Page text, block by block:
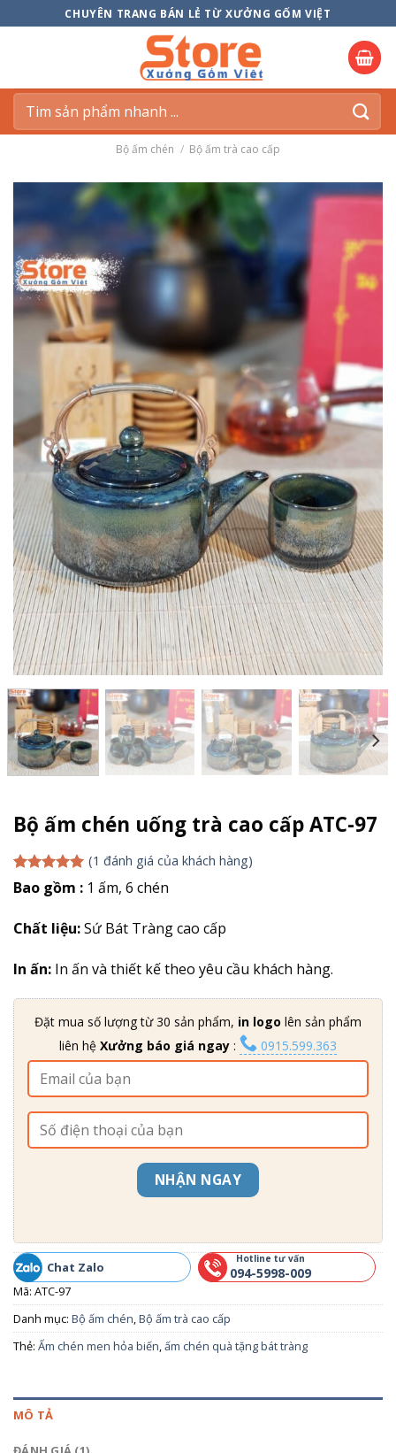
to
CHUYÊN TRANG BÁN LẺ TỪ XƯỞNG GỐM VIỆT
Tìm
kiếm:
Bộ ấm chén / Bộ ấm trà cao cấp
Bộ ấm chén uống trà cao cấp ATC-97
5.00 trên 5
dựa trên
1
(1 đánh giá của khách hàng)
Bao gồm : 1 ấm, 6 chén
Chất liệu:Sứ Bát Tràng cao cấp
In ấn: In ấn và thiết kế theo yêu cầu khách hàng.
Đặt mua số lượng từ 30 sản phẩm, in logo lên sản phẩm
liên hệ Xưởng báo giá ngay : 0915.599.363
NHẬN NGAY
Chat Zalo
Hotline tư vấn
094-5998-009
Mã: ATC-97
Danh mục: Bộ ấm chén,Bộ ấm trà cao cấp
Thẻ: Ấm chén men hỏa biến,ấm chén quà tặng bát tràng
MÔ TẢ